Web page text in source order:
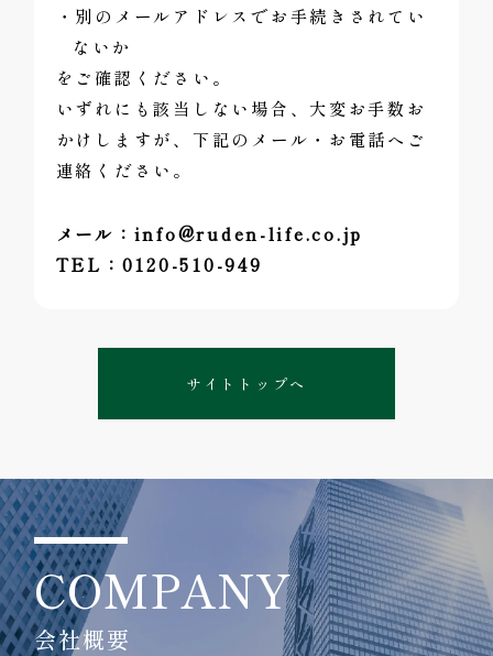
・別のメールアドレスでお手続きされてい
ないか
をご確認ください。
いずれにも該当しない場合、大変お手数お
かけしますが、下記のメール・お電話へご
連絡ください。
メール：info@ruden-life.co.jp
TEL：0120-510-949
サイトトップへ
COMPANY
会社概要